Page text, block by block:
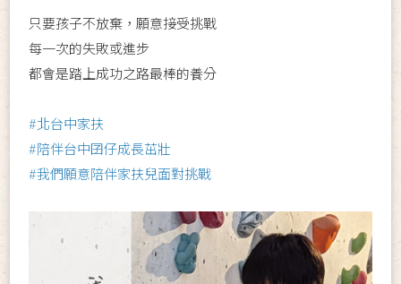
只要孩子不放棄，願意接受挑戰
每一次的失敗或進步
都會是踏上成功之路最棒的養分
#北台中家扶
#陪伴台中囝仔成長茁壯
#我們願意陪伴家扶兒面對挑戰